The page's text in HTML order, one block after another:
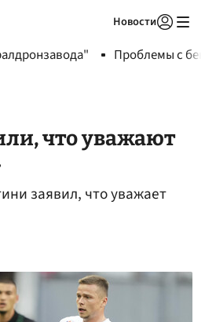
Новости
Проблемы с
что уважают
заявил, что уважает